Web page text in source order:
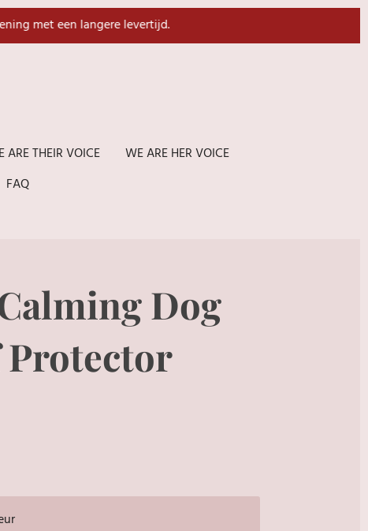
met een langere levertijd.
ARE THEIR VOICE
WE ARE HER VOICE
FAQ
Dog